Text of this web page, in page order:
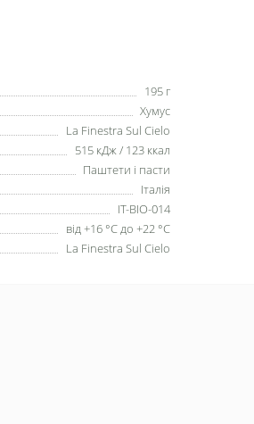
195 г
Хумус
La Finestra Sul Cielo
515 кДж / 123 ккал
Паштети і пасти
Італія
IT-BIO-014
від +16 °C до +22 °C
La Finestra Sul Cielo